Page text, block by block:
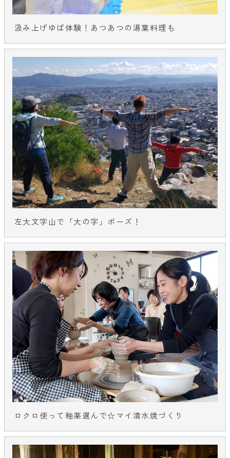
汲み上げゆば体験！あつあつの湯葉料理も
左大文字山で「大の字」ポーズ！
ロクロ使って釉薬選んで☆マイ清水焼づくり